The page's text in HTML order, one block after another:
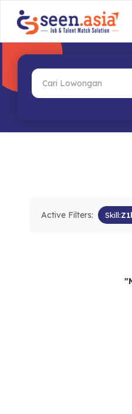
Active Filters: Skill: